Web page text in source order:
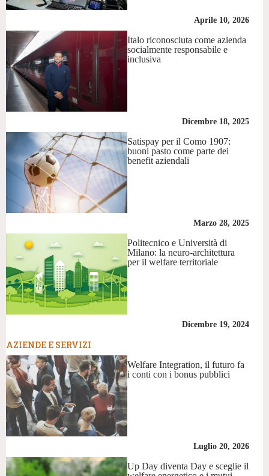
Aprile 10, 2026
Italo riconosciuta come azienda
socialmente responsabile e
inclusiva
Dicembre 18, 2025
Satispay per il Como 1907:
buoni pasto come parte dei
benefit aziendali
Marzo 28, 2025
Politecnico e Università di
Milano: la neuro-architettura
per il welfare territoriale
Dicembre 19, 2024
AZIENDE E SERVIZI
Welfare Integration, il futuro fa
i conti con i bonus pubblici
Luglio 20, 2026
Up Day diventa Day e sceglie il